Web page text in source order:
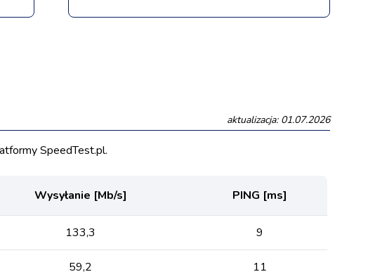
aktualizacja: 01.07.2026
SpeedTest.pl.
Wysyłanie [Mb/s] PING [ms]
133,3 9
59,2 11